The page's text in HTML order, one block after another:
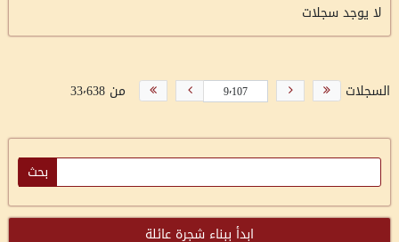
لا يوجد سجلات
السجلات من 33٬638
ابدأ ببناء شجرة عائلة